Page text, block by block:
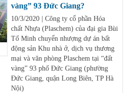
vàng” 93 Đức Giang?
10/3/2020 | Công ty cổ phần Hóa
chất Nhựa (Plaschem) của đại gia Bùi
Tố Minh chuyển nhượng dự án bất
động sản Khu nhà ở, dịch vụ thương
mại và văn phòng Plaschem tại “đất
vàng” 93 phố Đức Giang (phường
Đức Giang, quận Long Biên, TP Hà
Nội)